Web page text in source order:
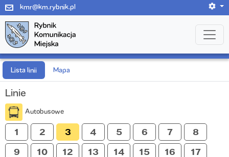
kmr@km.rybnik.pl
Lista linii Mapa
Linie
Autobusowe